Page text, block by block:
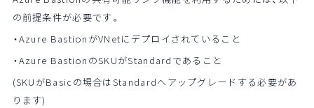
の前提条件が必要です。
・Azure BastionがVNetにデプロイされていること
・Azure BastionのSKUがStandardであること
(SKUがBasicの場合はStandardへアップグレードする必要があ
ります)